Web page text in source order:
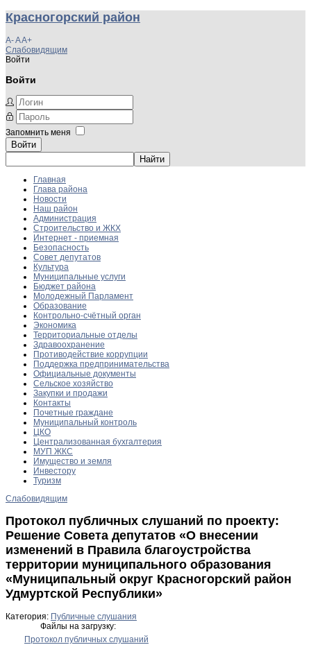
Красногорский район
A-AA+
Слабовидящим
Войти
Войти
Запомнить меня
Войти
Главная
Глава района
Новости
Наш район
Администрация
Строительство и ЖКХ
Интернет - приемная
Безопасность
Совет депутатов
Культура
Муниципальные услуги
Бюджет района
Молодежный Парламент
Образование
Контрольно-счётный орган
Экономика
Территориальные отделы
Здравоохранение
Противодействие коррупции
Поддержка предпринимательства
Официальные документы
Сельское хозяйство
Закупки и продажи
Контакты
Почетные граждане
Муниципальный контроль
ЦКО
Централизованная бухгалтерия
МУП ЖКС
Имущество и земля
Инвестору
Туризм
Слабовидящим
Протокол публичных слушаний по проекту:
Решение Совета депутатов «О внесении
изменений в Правила благоустройства
территории муниципального образования
«Муниципальный округ Красногорский район
Удмуртской Республики»
Категория: Публичные слушания
Файлы на загрузку:
Протокол публичных слушаний